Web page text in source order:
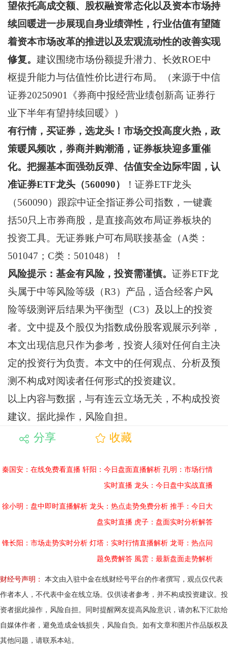
望依托高成交额、股权融资常态化以及资本市场持
续回暖进一步展现自身业绩弹性，行业估值有望随
着资本市场改革的推进以及宏观流动性的改善实现
修复。 建议围绕市场份额提升潜力、长效ROE中
枢提升能力与估值性价比进行布局。（来源于中信
证券20250901《券商中报经营业绩创新高 证券行
业下半年有望持续回暖》）
有行情，买证券，选龙头！市场交投高度火热，政
策暖风频吹，券商并购潮涌，证券板块迎多重催
化。把握基本面强劲反弹、估值安全边际牢固，认
准证券ETF龙头（560090）
！证券ETF龙头
（560090）跟踪中证全指证券公司指数，一键囊
括50只上市券商股，是直接高效布局证券板块的
投资工具。无证券账户可布局联接基金（A类：
501047；C类：501048）！
风险提示：基金有风险，投资需谨慎。 证券ETF龙
头属于中等风险等级（R3）产品，适合经客户风
险等级测评后结果为平衡型（C3）及以上的投资
者。文中提及个股仅为指数成份股客观展示列举，
本文出现信息只作为参考，投资人须对任何自主决
定的投资行为负责。本文中的任何观点、分析及预
测不构成对阅读者任何形式的投资建议。
以上内容与数据，与有连云立场无关，不构成投资
建议。据此操作，风险自担。
分享 收藏
秦国安：在线免费看直播 轩阳：今日盘面直播解析 孔明：市场行情
实时直播 龙头：今日盘中实战直播
徐小明：盘中即时直播解析 龙头：热点走势免费分析 推手：今日大
盘实时直播 虎子：盘面实时分析解答
锋长阳：市场走势实时分析 灯塔：实时行情直播解析 龙哥：热点问
题免费解答 風雲：最新盘面走势解析
财经号声明：
本文由入驻中金在线财经号平台的作者撰写，观点仅代表
作者本人，不代表中金在线立场。仅供读者参考，并不构成投资建议。投
资者据此操作，风险自担。同时提醒网友提高风险意识，请勿私下汇款给
自媒体作者，避免造成金钱损失，风险自负。如有文章和图片作品版权及
其他问题，请联系本站。